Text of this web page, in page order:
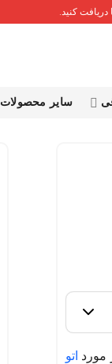
کنید.
سایر محصولات
مورد اتو